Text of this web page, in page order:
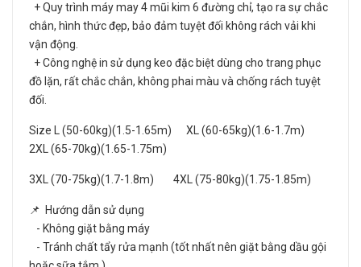
+ Quy trình máy may 4 mũi kim 6 đường chỉ, tạo ra sự chắc
chắn, hình thức đẹp, bảo đảm tuyệt đối không rách vải khi
vận động.
+ Công nghệ in sử dụng keo đặc biệt dùng cho trang phục
đồ lặn, rất chắc chắn, không phai màu và chống rách tuyệt
đối.
Size L (50-60kg)(1.5-1.65m) XL (60-65kg)(1.6-1.7m)
2XL (65-70kg)(1.65-1.75m)
3XL (70-75kg)(1.7-1.8m) 4XL (75-80kg)(1.75-1.85m)
📌 Hướng dẫn sử dụng
- Không giặt bằng máy
- Tránh chất tẩy rửa mạnh (tốt nhất nên giặt bằng dầu gội